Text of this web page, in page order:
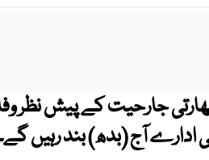
جارحیت کے پیش نظر
ادارے آج (بدھ) بند رہیں